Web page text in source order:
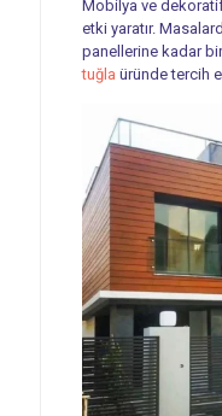
Mobilya ve
etki yaratır.
panellerine kadar
tuğla üründe tercih